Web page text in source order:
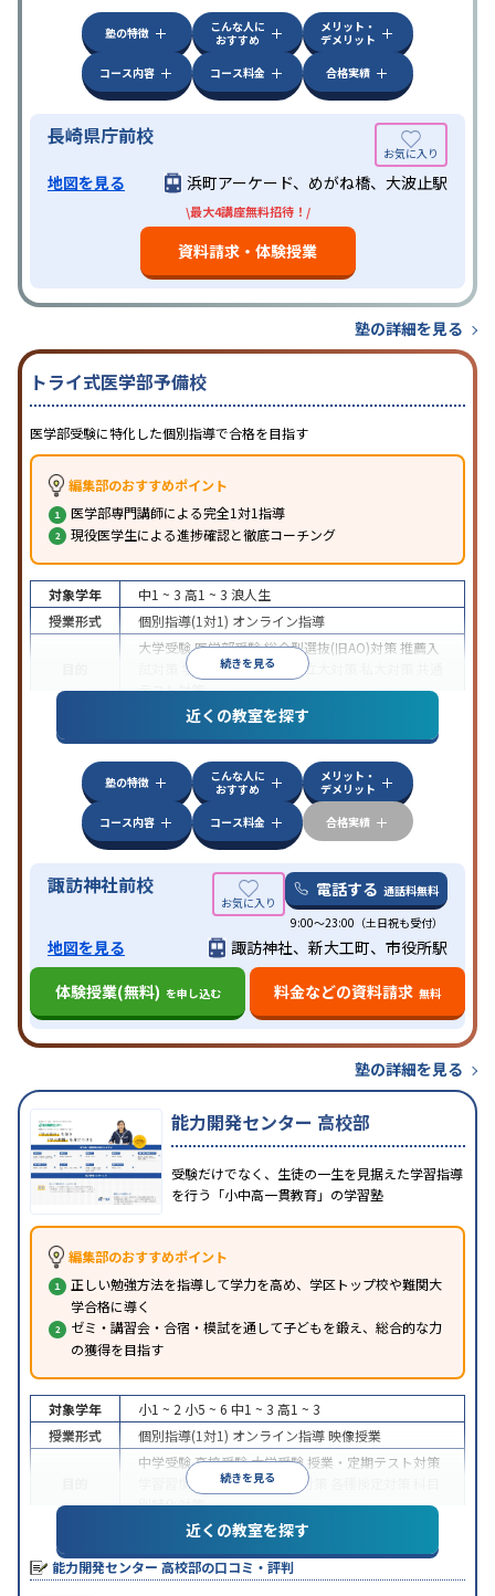
塾の特徴
こんな人に
おすすめ
メリット・
デメリット
コース内容
コース料金 合格実績
長崎県庁前校
地図を見る 浜町アーケード、めがね橋、大波止駅
\最大4講座無料招待！/
資料請求・体験授業
塾の詳細を見る
トライ式医学部予備校
医学部受験に特化した個別指導で合格を目指す
編集部のおすすめポイント
医学部専門講師による完全1対1指導
現役医学生による進捗確認と徹底コーチング
続きを見る
対象学年 中1 ~ 3 高1 ~ 3 浪人生
授業形式
個別指導(1対1) オンライン指導
大学受験医学部受験総合型選抜(旧AO)対策推薦入
学校別特化対策 国公立大対策
テスト対策
特徴
中高一貫校生に対応授業の振替可能
オンライン対応1科目から受講可能季節講習の
みの受講可自習室あり
近くの教室を探す
塾の特徴
こんな人に
おすすめ
メリット・
デメリット
コース内容
コース料金 合格実績
諏訪神社前校 電話する 通話料無料
9:00～23:00（土日祝も受付）
地図を見る
諏訪神社、新大工町、市役所駅
体験授業(無料) を申し込む 料金などの資料請求 無料
塾の詳細を見る
能力開発センター 高校部
受験だけでなく、生徒の一生を見据えた学習指導
を行う「小中高一貫教育」の学習塾
編集部のおすすめポイント
正しい勉強方法を指導して学力を高め、学区トップ校や難関大
学合格に導く
ゼミ・講習会・合宿・模試を通して子どもを鍛え、総合的な力
の獲得を目指す
続きを見る
対象学年 小1 ~ 2 小5 ~ 6 中1 ~ 3 高1 ~ 3
授業形式
個別指導(1対1) オンライン指導映像授業
中学受験高校受験大学受験 授業・定期テスト対策
学習習慣の定着学校別特化対策
別特化対策
授業の振替可能学習にPC・タブレットを利用
ライン対応1科目から受講可能
※2024年6月調査。大学受験塾・予備校のアンケート調査方法を参照
近くの教室を探す
能力開発センター 高校部の口コミ・評判